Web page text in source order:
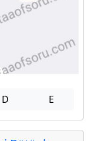
D E